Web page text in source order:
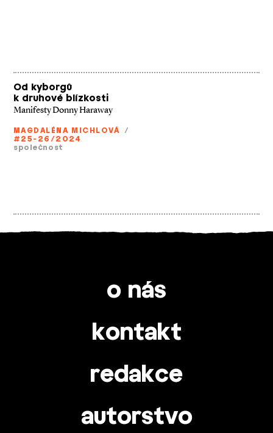
Od kyborgů
k druhové blízkosti
Manifesty Donny Haraway
MAGDALÉNA MICHLOVÁ /
#25-26/2024
společnost
o nás
kontakt
redakce
autorstvo